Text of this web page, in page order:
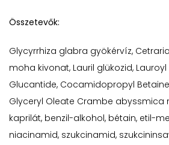
Összetevők:
Glycyrrhiza glabra gyökérvíz,
moha kivonat, Lauril glükozid,
Glucantide, Cocamidopropyl
Glyceryl Oleate Crambe abyssmica
kaprilát, benzil-alkohol, bétain, etil-
niacinamid, szukcinamid,